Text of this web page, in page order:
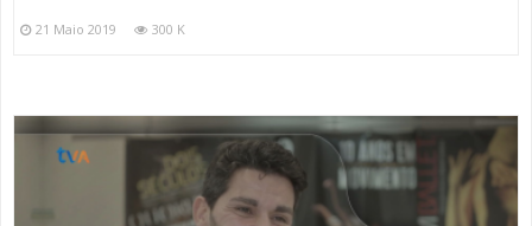
21 Maio 2019 300 K